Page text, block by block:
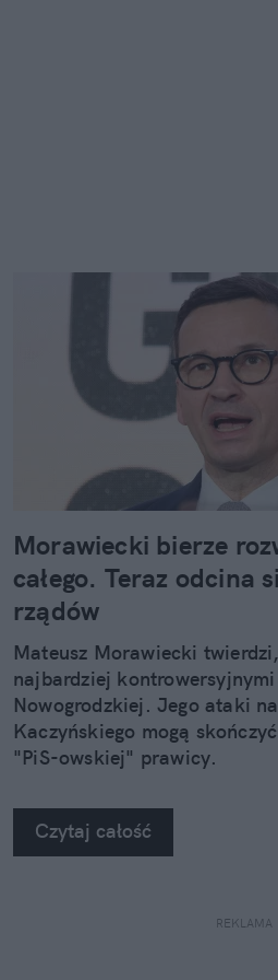
Morawiecki bierze
całego. Teraz odcina
rządów
Mateusz Morawiecki
najbardziej kontrowersyjnymi
Nowogrodzkiej. Jego ataki
Kaczyńskiego mogą
"PiS-owskiej" prawicy.
Czytaj całość
REKLAMA